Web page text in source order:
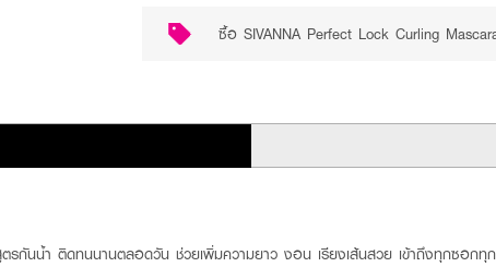
ซื้อ SIVANNA Perfect Lock Curling
กันน้ำ ติดทนนานตลอดวัน ช่วยเพิ่มความยาว งอน เรียงเส้นสวย เข้าถึงทุกซอกทุก